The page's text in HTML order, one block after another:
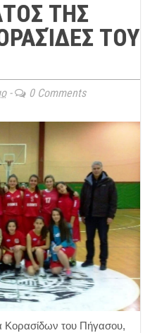
ΤΗΣ
ΤΟΥ
- 0 Comments
Κορασίδων του Πήγασου,